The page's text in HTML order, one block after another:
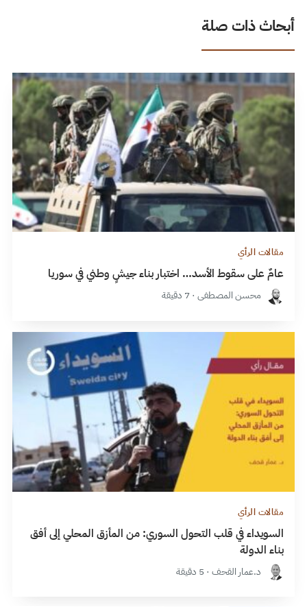
أبحاث ذات صلة
مقالات الرأي
عامٌ على سقوط الأسد… اختبار بناء جيشٍ وطني في سوريا
محسن المصطفى · 7 دقيقة
مقالات الرأي
السويداء في قلب التحول السوري: من المأزق المحلي إلى أفق
بناء الدولة
د.عمار القحف · 5 دقيقة